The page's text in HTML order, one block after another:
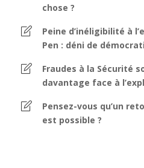
chose ?
Peine d’inéligibilité à
Pen : déni de
Fraudes à la Sécurité
davantage face à
Pensez-vous qu’un
est possible ?